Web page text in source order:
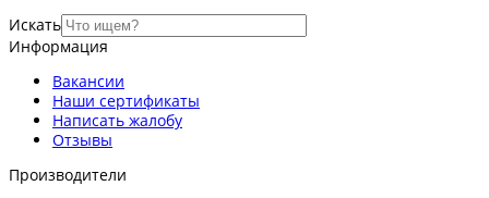
Искать
Информация
Вакансии
Наши сертификаты
Написать жалобу
Отзывы
Производители